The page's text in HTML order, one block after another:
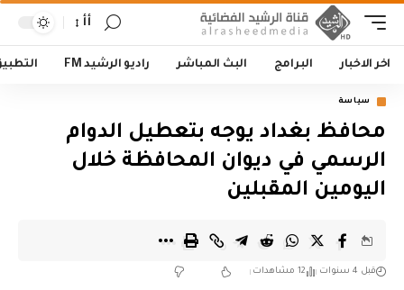
أأ
اخر الاخبار البرامج البث المباشر راديو الرشيد FM
سياسة
محافظ بغداد يوجه بتعطيل الدوام
الرسمي في ديوان المحافظة خلال
اليومين المقبلين
قبل 4 سنوات 12 مشاهدات